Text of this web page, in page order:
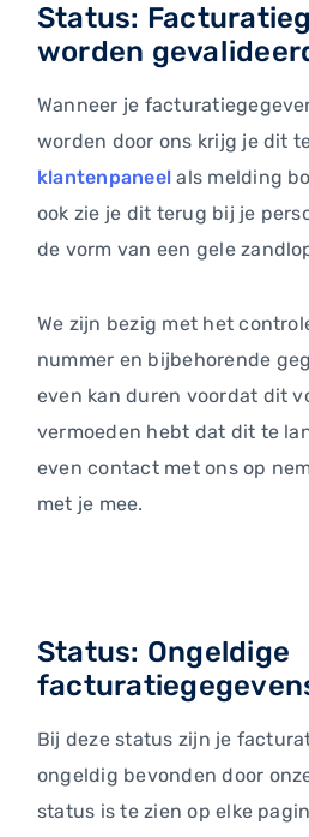
Status:
worden
Wanneer je
worden door ons krijg je dit
klantenpaneel als melding
ook zie je dit terug bij je
de vorm van een gele
We zijn bezig met het
nummer en bijbehorende
even kan duren voordat dit
vermoeden hebt dat dit te
even contact met ons op
met je mee.
Status: Ongeldige
Bij deze status zijn je
ongeldig bevonden door
status is te zien op elke